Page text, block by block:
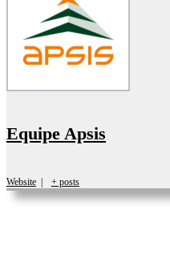
Equipe Apsis
Website + posts